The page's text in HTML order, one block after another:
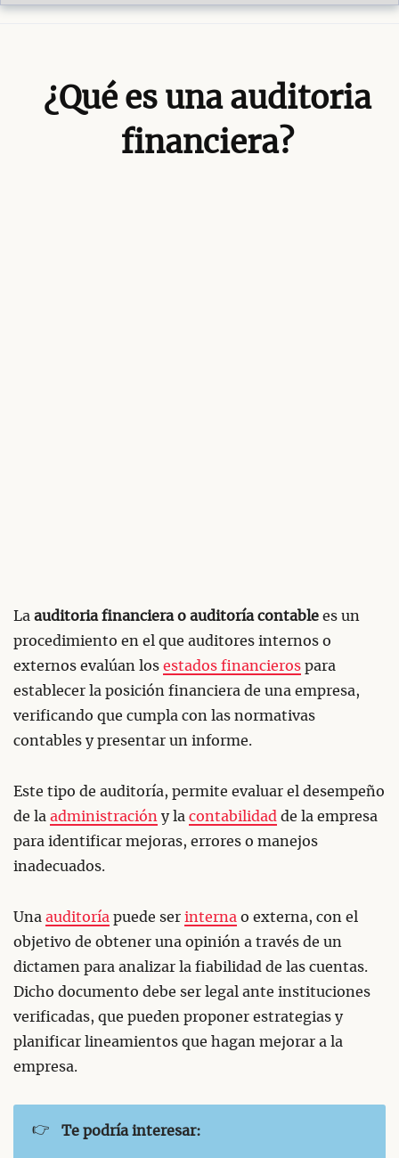
¿Qué es una auditoria
financiera?
La auditoria financiera o auditoría contable es un
procedimiento en el que auditores internos o
externos evalúan los estados financieros para
establecer la posición financiera de una empresa,
verificando que cumpla con las normativas
contables y presentar un informe.
Este tipo de auditoría, permite evaluar el desempeño
de la administración y la contabilidad de la empresa
para identificar mejoras, errores o manejos
inadecuados.
Una auditoría puede ser interna o externa, con el
objetivo de obtener una opinión a través de un
dictamen para analizar la fiabilidad de las cuentas.
Dicho documento debe ser legal ante instituciones
verificadas, que pueden proponer estrategias y
planificar lineamientos que hagan mejorar a la
empresa.
👉 Te podría interesar: